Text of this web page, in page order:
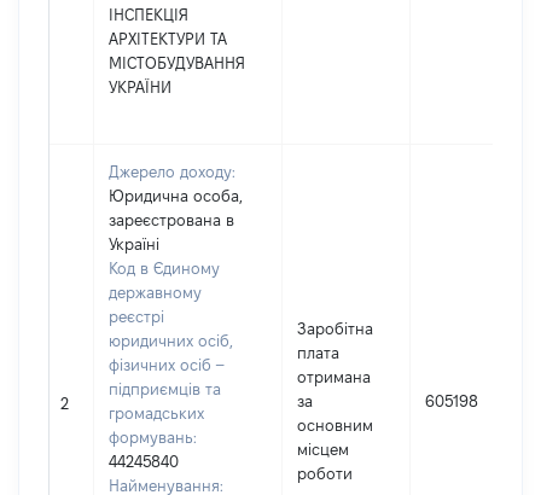
ІНСПЕКЦІЯ
АРХІТЕКТУРИ ТА
МІСТОБУДУВАННЯ
УКРАЇНИ
2
Джерело доходу:
Юридична особа,
зареєстрована в
Україні
Код в Єдиному
державному
реєстрі
юридичних осіб,
фізичних осіб –
підприємців та
громадських
формувань:
44245840
Найменування:
Заробітна
плата
отримана
за
основним
місцем
роботи
605198